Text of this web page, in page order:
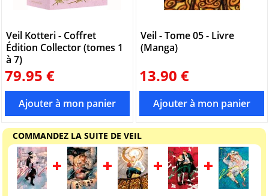
Veil Kotteri - Coffret
Édition Collector (tomes 1
à 7)
79.95 €
Veil - Tome 05 - Livre
(Manga)
13.90 €
COMMANDEZ LA SUITE DE VEIL